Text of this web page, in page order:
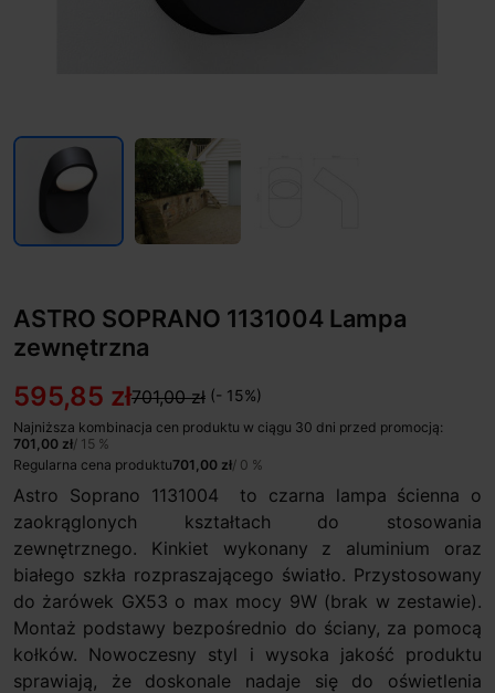
ASTRO SOPRANO 1131004 Lampa
zewnętrzna
595,85 zł701,00 zł (- 15%)
Najniższa kombinacja cen produktu w ciągu 30 dni przed promocją:
701,00 zł/ 15 %
Regularna cena produktu701,00 zł/ 0 %
Astro Soprano 1131004 to czarna lampa ścienna o
zaokrąglonych kształtach do stosowania
zewnętrznego. Kinkiet wykonany z aluminium oraz
białego szkła rozpraszającego światło. Przystosowany
do żarówek GX53 o max mocy 9W (brak w zestawie).
Montaż podstawy bezpośrednio do ściany, za pomocą
kołków. Nowoczesny styl i wysoka jakość produktu
sprawiają, że doskonale nadaje się do oświetlenia